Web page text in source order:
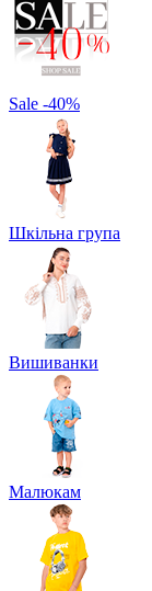
Sale -40%
Шкільна група
Вишиванки
Малюкам